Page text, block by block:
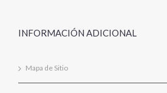
INFORMACIÓN ADICIONAL
Mapa de Sitio